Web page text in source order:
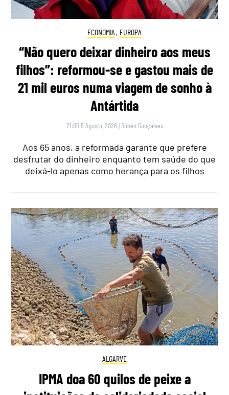
ECONOMIA , EUROPA
“Não quero deixar dinheiro aos meus
filhos”: reformou-se e gastou mais de
21 mil euros numa viagem de sonho à
Antártida
21:00 5 Agosto, 2026 | Rubén Gonçalves
Aos 65 anos, a reformada garante que prefere
desfrutar do dinheiro enquanto tem saúde do que
deixá-lo apenas como herança para os filhos
ALGARVE
IPMA doa 60 quilos de peixe a